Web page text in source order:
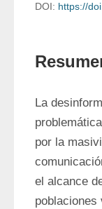
DOI: https://
La
por la
el alcance
poblaciones